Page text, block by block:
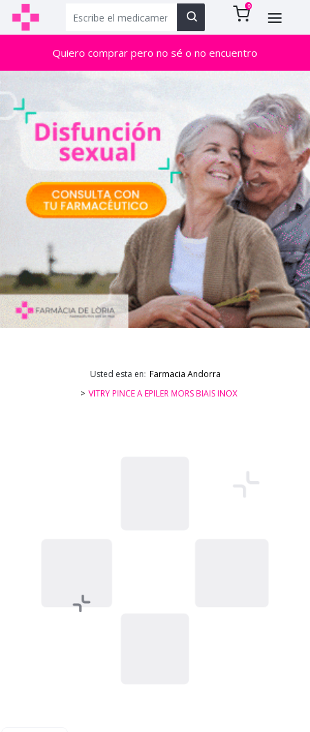
0
Quiero comprar pero no sé o no encuentro
Usted esta en: Farmacia Andorra
VITRY PINCE A EPILER MORS BIAIS INOX